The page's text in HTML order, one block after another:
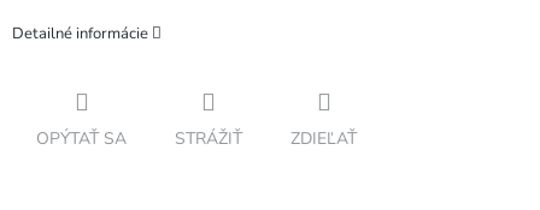
Detailné informácie
OPÝTAŤ SA STRÁŽIŤ ZDIEĽAŤ